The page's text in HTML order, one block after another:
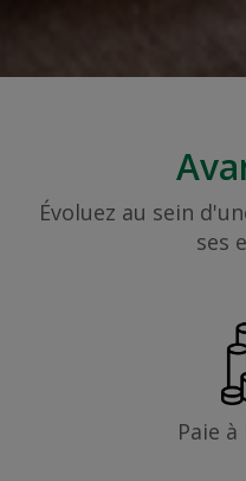
Évoluez au sein
ses
Paie